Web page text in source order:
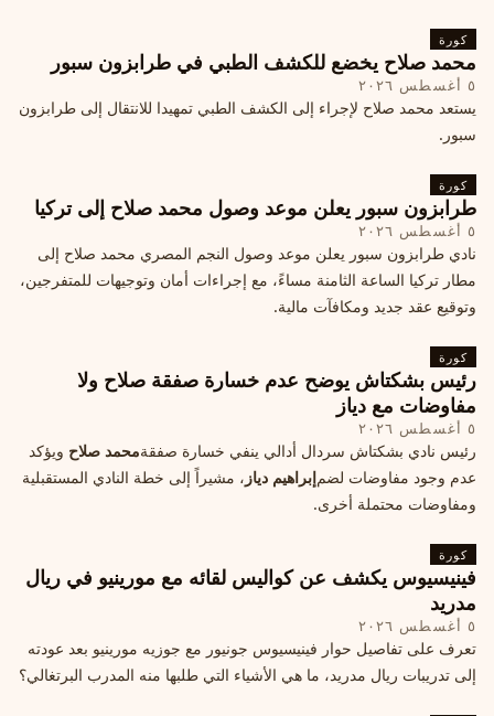
كورة
محمد صلاح يخضع للكشف الطبي في طرابزون سبور
٥ أغسطس ٢٠٢٦
يستعد محمد صلاح لإجراء إلى الكشف الطبي تمهيدا للانتقال إلى طرابزون
سبور.
كورة
طرابزون سبور يعلن موعد وصول محمد صلاح إلى تركيا
٥ أغسطس ٢٠٢٦
نادي طرابزون سبور يعلن موعد وصول النجم المصري محمد صلاح إلى
مطار تركيا الساعة الثامنة مساءً، مع إجراءات أمان وتوجيهات للمتفرجين،
وتوقيع عقد جديد ومكافآت مالية.
كورة
رئيس بشكتاش يوضح عدم خسارة صفقة صلاح ولا
مفاوضات مع دياز
٥ أغسطس ٢٠٢٦
رئيس نادي بشكتاش سردال أدالي ينفي خسارة صفقةمحمد صلاح ويؤكد
عدم وجود مفاوضات لضمإبراهيم دياز ، مشيراً إلى خطة النادي المستقبلية
ومفاوضات محتملة أخرى.
كورة
فينيسيوس يكشف عن كواليس لقائه مع مورينيو في ريال
مدريد
٥ أغسطس ٢٠٢٦
تعرف على تفاصيل حوار فينيسيوس جونيور مع جوزيه مورينيو بعد عودته
إلى تدريبات ريال مدريد، ما هي الأشياء التي طلبها منه المدرب البرتغالي؟